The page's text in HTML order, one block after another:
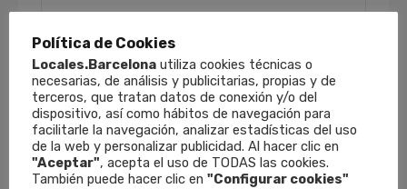
He leído y acepto laPolítica de Privacidad
Finalidades: Responder a sus solicitudes y
remitirle información comercial de nuestros
productos y servicios, incluso por medios
electrónicos.Derechos
: Puede retirar su
Política de Cookies
Locales.Barcelona utiliza cookies técnicas o
necesarias, de análisis y publicitarias, propias y de
terceros, que tratan datos de conexión y/o del
dispositivo, así como hábitos de navegación para
facilitarle la navegación, analizar estadísticas del uso
de la web y personalizar publicidad. Al hacer clic en
"Aceptar", acepta el uso de TODAS las cookies.
También puede hacer clic en "Configurar cookies"